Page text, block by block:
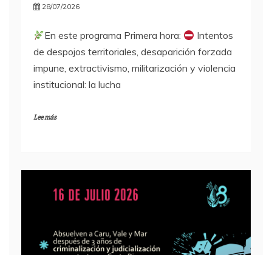
28/07/2026
En este programa Primera hora:
Intentos
de despojos territoriales, desaparición forzada
impune, extractivismo, militarización y violencia
institucional: la lucha
Lee más